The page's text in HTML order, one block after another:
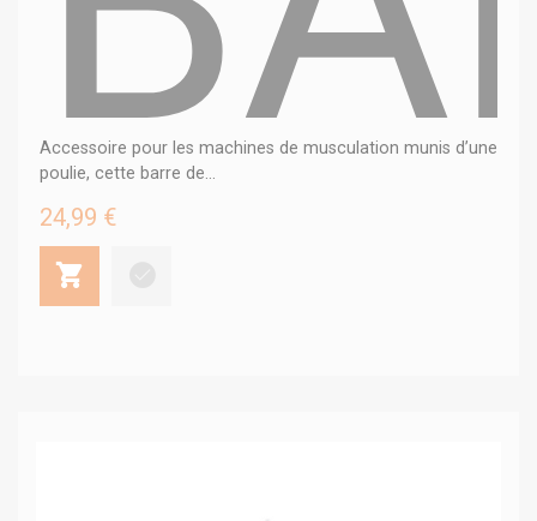
Accessoire pour les machines de musculation munis d’une
poulie, cette barre de...
24,99 €